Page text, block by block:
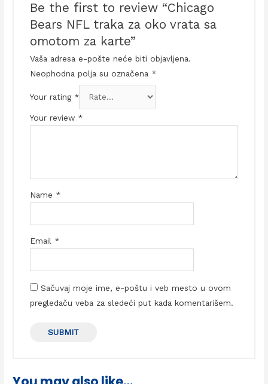
Be the first to review “Chicago
Bears NFL traka za oko vrata sa
omotom za karte”
Vaša adresa e-pošte neće biti objavljena.
Neophodna polja su označena *
Your rating *
Your review *
Name *
Email *
Sačuvaj moje ime, e-poštu i veb mesto u ovom
pregledaču veba za sledeći put kada komentarišem.